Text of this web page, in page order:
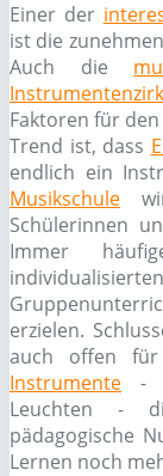
Einer der
ist die
Auch die
Faktoren für
Trend ist, dass
endlich ein
Musikschule
Schülerinnen
Immer
erzielen.
auch offen für
Instrumente -
Leuchten -
pädagogische
Lernen noch